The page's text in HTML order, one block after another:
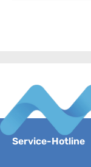
Service-Hotline